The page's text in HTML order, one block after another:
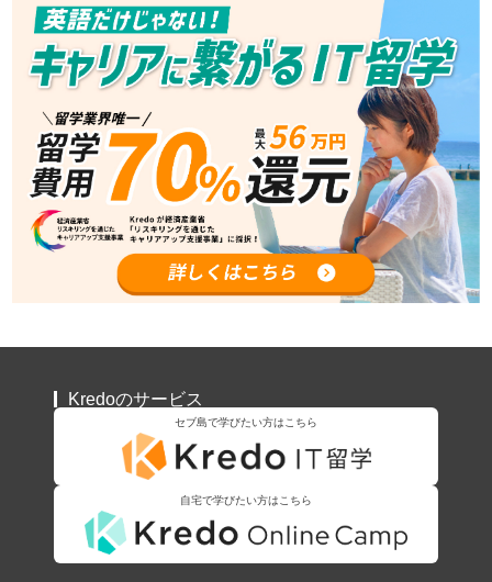
Kredoのサービス
セブ島で学びたい方はこちら
自宅で学びたい方はこちら